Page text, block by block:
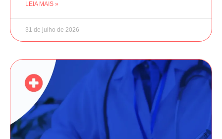
LEIA MAIS »
31 de julho de 2026